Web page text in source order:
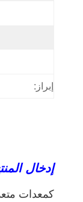
إبراز:
إدخال
كمعدات